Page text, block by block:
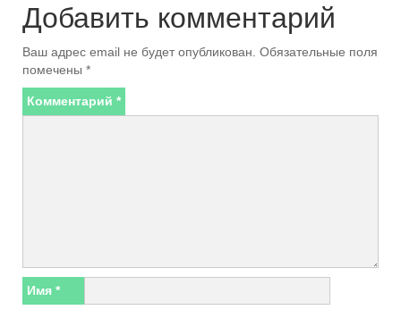
Добавить комментарий
Ваш адрес email не будет опубликован. Обязательные поля
помечены *
Комментарий *
Имя *